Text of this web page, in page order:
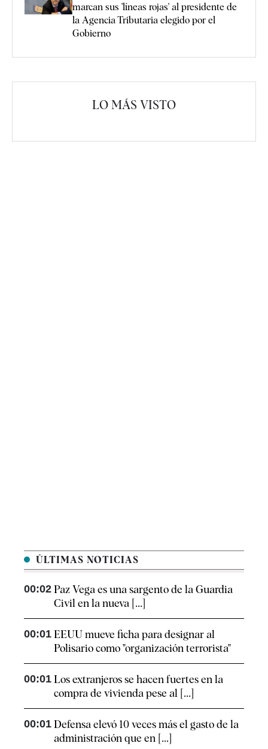
marcan sus 'líneas rojas' al presidente de
la Agencia Tributaria elegido por el
Gobierno
LO MÁS VISTO
ÚLTIMAS NOTICIAS
00:02 Paz Vega es una sargento de la Guardia
Civil en la nueva [...]
00:01 EEUU mueve ficha para designar al
Polisario como "organización terrorista"
00:01 Los extranjeros se hacen fuertes en la
compra de vivienda pese al [...]
00:01 Defensa elevó 10 veces más el gasto de la
administración que en [...]